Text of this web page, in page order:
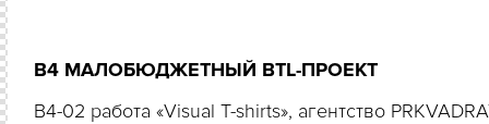
B4 МАЛОБЮДЖЕТНЫЙ ВTL-ПРОЕКТ
B4-02 работа «Visual T-shirts», агентство